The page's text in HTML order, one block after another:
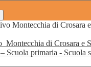
Montecchia di Crosara e
Scuola primaria - Scuola